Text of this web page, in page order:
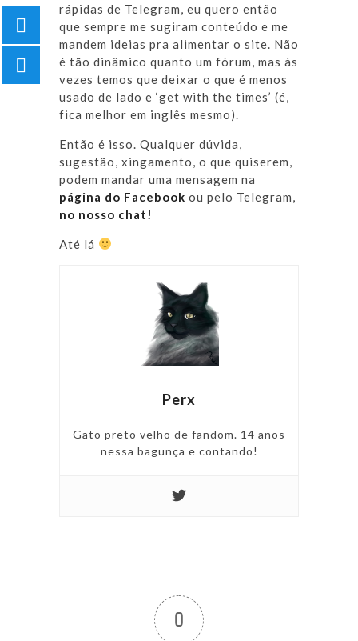
rápidas de Telegram, eu quero então
que sempre me sugiram conteúdo e me
mandem ideias pra alimentar o site. Não
é tão dinâmico quanto um fórum, mas às
vezes temos que deixar o que é menos
usado de lado e ‘get with the times’ (é,
fica melhor em inglês mesmo).
Então é isso. Qualquer dúvida,
sugestão, xingamento, o que quiserem,
podem mandar uma mensagem na
página do Facebook ou pelo Telegram,
no nosso chat!
Até lá
Perx
Gato preto velho de fandom. 14 anos
nessa bagunça e contando!
0